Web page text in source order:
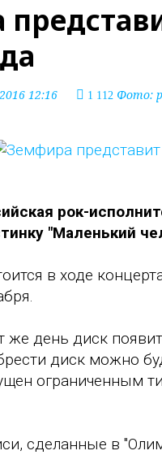
12:16 1 112 Фото:
рок-
"Маленький
в ходе
же день диск
диск можно
ограниченным
сделанные в